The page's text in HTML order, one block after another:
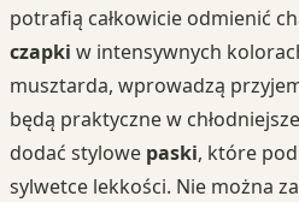
potrafią całkowicie odmienić
czapki w intensywnych
musztarda, wprowadzą
będą praktyczne w
dodać stylowe paski, które
sylwetce lekkości. Nie można